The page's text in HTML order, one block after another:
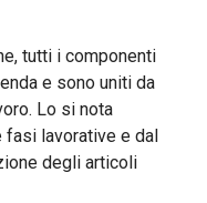
tutti i componenti
e sono uniti da
Lo si nota
fasi lavorative e dal
degli articoli